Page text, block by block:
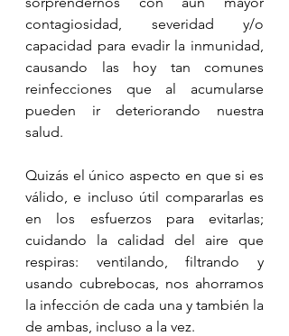
contagiosidad, severidad y/o
capacidad para evadir la inmunidad,
causando las hoy tan comunes
reinfecciones que al acumularse
pueden ir deteriorando nuestra
salud.
Quizás el único aspecto en que si es
válido, e incluso útil compararlas es
en los esfuerzos para evitarlas;
cuidando la calidad del aire que
respiras: ventilando, filtrando y
usando cubrebocas, nos ahorramos
la infección de cada una y también la
de ambas, incluso a la vez.